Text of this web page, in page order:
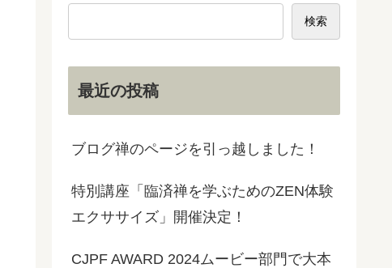
検索
最近の投稿
ブログ禅のページを引っ越しました！
特別講座「臨済禅を学ぶためのZEN体験
エクササイズ」開催決定！
CJPF AWARD 2024ムービー部門で大本